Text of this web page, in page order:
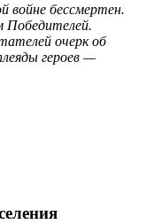
войне бессмертен.
Победителей.
очерк об
героев —